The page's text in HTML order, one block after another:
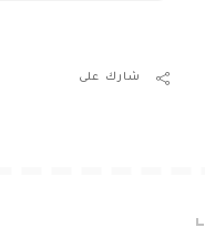
شارك على